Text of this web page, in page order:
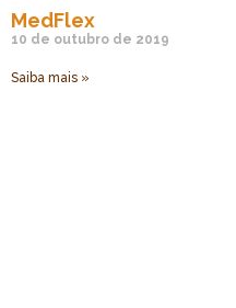
MedFlex
10 de outubro de 2019
Saiba mais »